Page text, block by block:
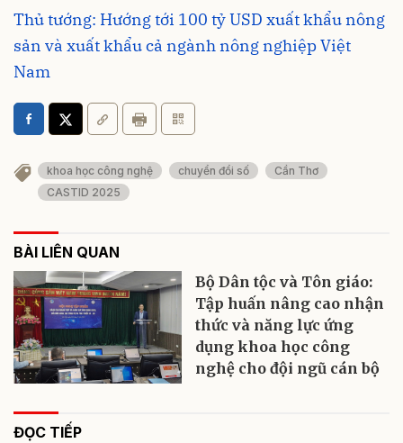
Thủ tướng: Hướng tới 100 tỷ USD xuất khẩu nông
sản và xuất khẩu cả ngành nông nghiệp Việt
Nam
khoa học công nghệ chuyển đổi số
Cần Thơ
CASTID 2025
BÀI LIÊN QUAN
Bộ Dân tộc và Tôn giáo:
Tập huấn nâng cao nhận
thức và năng lực ứng
dụng khoa học công
nghệ cho đội ngũ cán bộ
ĐỌC TIẾP